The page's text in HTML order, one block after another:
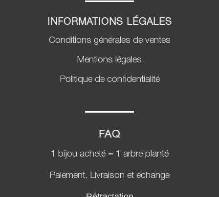
INFORMATIONS LÉGALES
Conditions générales de ventes
Mentions légales
Politique de confidentialité
FAQ
1 bijou acheté = 1 arbre planté
Paiement, Livraison et échange